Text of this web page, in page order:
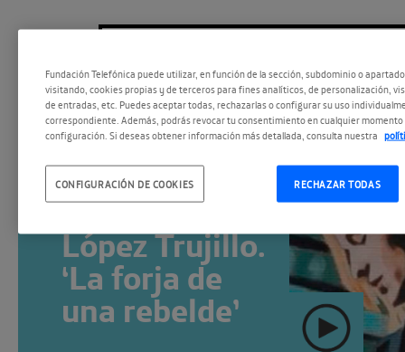
Lorenzo Silva
y Noemí
López Trujillo.
‘La forja de
una rebelde’
Fundación Telefónica puede utilizar, en función de la sección, subdominio o
visitando, cookies propias y de terceros para fines analíticos, de personalización,
de entradas, etc. Puedes aceptar todas, rechazarlas o configurar su uso
correspondiente. Además, podrás revocar tu consentimiento en cualquier momento
configuración. Si deseas obtener información más detallada, consulta nuestra
RECHAZAR TODAS
CONFIGURACIÓN DE COOKIES